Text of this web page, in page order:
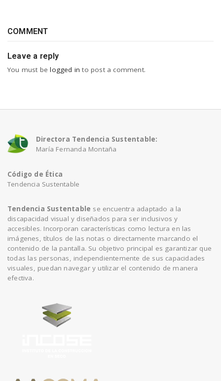
COMMENT
Leave a reply
You must belogged in to post a comment.
Directora Tendencia Sustentable:
María Fernanda Montaña
Código de Ética
Tendencia Sustentable
Tendencia Sustentable se encuentra adaptado a la
discapacidad visual y diseñados para ser inclusivos y
accesibles. Incorporan características como lectura en las
imágenes, títulos de las notas o directamente marcando el
contenido de la pantalla. Su objetivo principal es garantizar que
todas las personas, independientemente de sus capacidades
visuales, puedan navegar y utilizar el contenido de manera
efectiva.